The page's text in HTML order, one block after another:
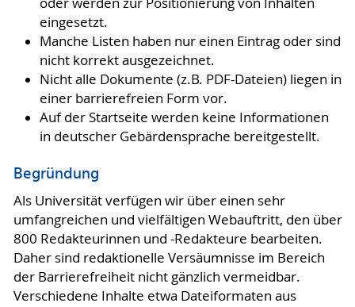
eingesetzt.
Manche Listen haben nur einen Eintrag oder sind
nicht korrekt ausgezeichnet.
Nicht alle Dokumente (z.B. PDF-Dateien) liegen in
einer barrierefreien Form vor.
Auf der Startseite werden keine Informationen
in deutscher Gebärdensprache bereitgestellt.
Begründung
Als Universität verfügen wir über einen sehr
umfangreichen und vielfältigen Webauftritt, den über
800 Redakteurinnen und -Redakteure bearbeiten.
Daher sind redaktionelle Versäumnisse im Bereich
der Barrierefreiheit nicht gänzlich vermeidbar.
Verschiedene Inhalte etwa Dateiformaten aus